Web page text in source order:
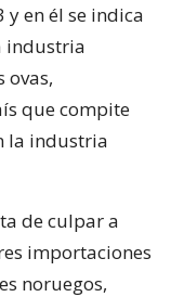
en él se indica
industria
ovas,
que compite
la industria
de culpar a
importaciones
noruegos,